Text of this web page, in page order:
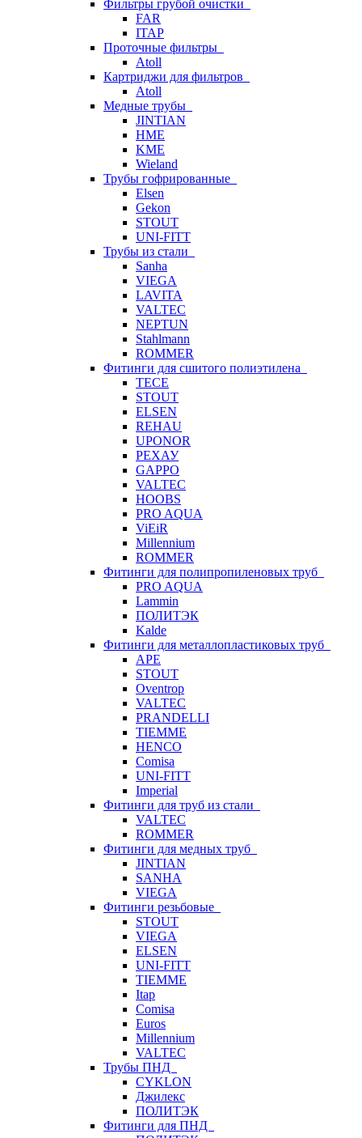
Фильтры грубой очистки
FAR
ITAP
Проточные фильтры
Atoll
Картриджи для фильтров
Atoll
Медные трубы
JINTIAN
HME
KME
Wieland
Трубы гофрированные
Elsen
Gekon
STOUT
UNI-FITT
Трубы из стали
Sanha
VIEGA
LAVITA
VALTEC
NEPTUN
Stahlmann
ROMMER
Фитинги для сшитого полиэтилена
TECE
STOUT
ELSEN
REHAU
UPONOR
РЕХАУ
GAPPO
VALTEC
HOOBS
PRO AQUA
ViEiR
Millennium
ROMMER
Фитинги для полипропиленовых труб
PRO AQUA
Lammin
ПОЛИТЭК
Kalde
Фитинги для металлопластиковых труб
APE
STOUT
Oventrop
VALTEC
PRANDELLI
TIEMME
HENCO
Comisa
UNI-FITT
Imperial
Фитинги для труб из стали
VALTEC
ROMMER
Фитинги для медных труб
JINTIAN
SANHA
VIEGA
Фитинги резьбовые
STOUT
VIEGA
ELSEN
UNI-FITT
TIEMME
Itap
Comisa
Euros
Millennium
VALTEC
Трубы ПНД
CYKLON
Джилекс
ПОЛИТЭК
Фитинги для ПНД